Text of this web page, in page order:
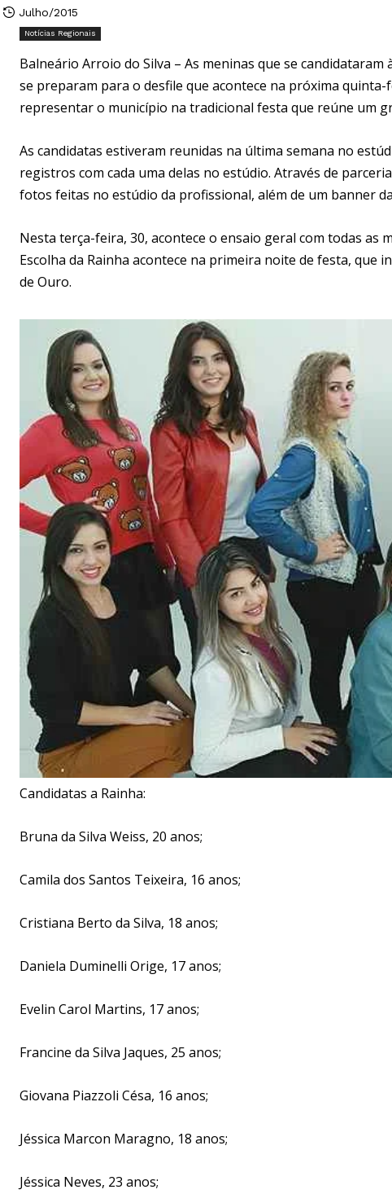
Julho/2015
Notícias Regionais
Balneário Arroio do Silva – As meninas que se candidataram
se preparam para o desfile que acontece na próxima
representar o município na tradicional festa que reúne um
As candidatas estiveram reunidas na última semana no
registros com cada uma delas no estúdio. Através de
fotos feitas no estúdio da profissional, além de um banner
Nesta terça-feira, 30, acontece o ensaio geral com todas
Escolha da Rainha acontece na primeira noite de festa, que
de Ouro.
Candidatas a Rainha:
Bruna da Silva Weiss, 20 anos;
Camila dos Santos Teixeira, 16 anos;
Cristiana Berto da Silva, 18 anos;
Daniela Duminelli Orige, 17 anos;
Evelin Carol Martins, 17 anos;
Francine da Silva Jaques, 25 anos;
Giovana Piazzoli Césa, 16 anos;
Jéssica Marcon Maragno, 18 anos;
Jéssica Neves, 23 anos;